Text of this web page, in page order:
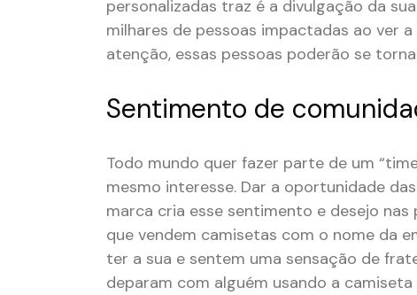
personalizadas traz é a divulgação da
milhares de pessoas impactadas ao ver
atenção, essas pessoas poderão se
Sentimento de
Todo mundo quer fazer parte de um
mesmo interesse. Dar a oportunidade
marca cria esse sentimento e desejo
que vendem camisetas com o nome da
ter a sua e sentem uma sensação de
deparam com alguém usando a